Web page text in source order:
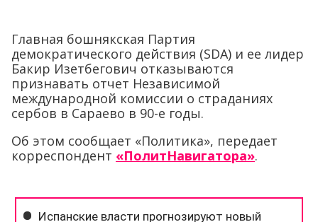
Главная бошнякская Партия
демократического действия (SDA) и ее лидер
Бакир Изетбегович отказываются
признавать отчет Независимой
международной комиссии о страданиях
сербов в Сараево в 90-е годы.
Об этом сообщает «Политика», передает
корреспондент «ПолитНавигатора».